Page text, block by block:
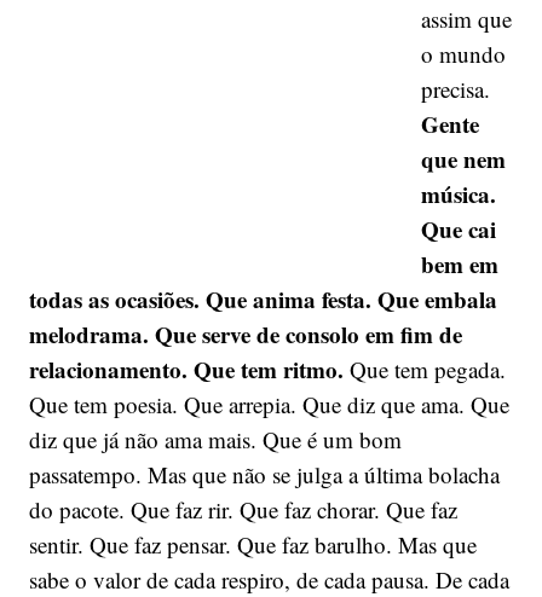
assim que
o mundo
precisa.
Gente
que nem
música.
Que cai
bem em
todas as ocasiões. Que anima festa. Que embala
melodrama. Que serve de consolo em fim de
relacionamento. Que tem ritmo. Que tem pegada.
Que tem poesia. Que arrepia. Que diz que ama. Que
diz que já não ama mais. Que é um bom
passatempo. Mas que não se julga a última bolacha
do pacote. Que faz rir. Que faz chorar. Que faz
sentir. Que faz pensar. Que faz barulho. Mas que
sabe o valor de cada respiro, de cada pausa. De cada